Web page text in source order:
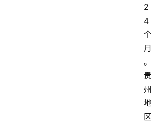
2
4
个
月
。
贵
州
地
区